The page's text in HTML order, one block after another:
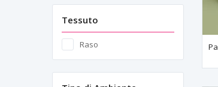
London
Nubes
Completa
Mezzo Elastico
Tessuto
Raso